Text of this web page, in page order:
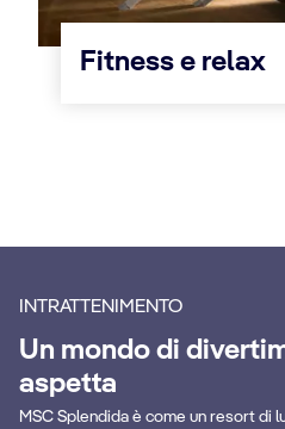
Fitness e relax
INTRATTENIMENTO
Un mondo di
aspetta
MSC Splendida è come un resort di